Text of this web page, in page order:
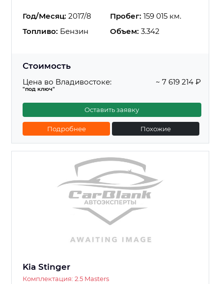
Год/Месяц: 2017/8 Пробег: 159 015 км.
Топливо: Бензин Объем: 3.342
Стоимость
Цена во Владивостоке:
"под ключ"
~ 7 619 214 ₽
Оставить заявку
Подробнее Похожие
Kia Stinger
Комплектация: 2.5 Masters